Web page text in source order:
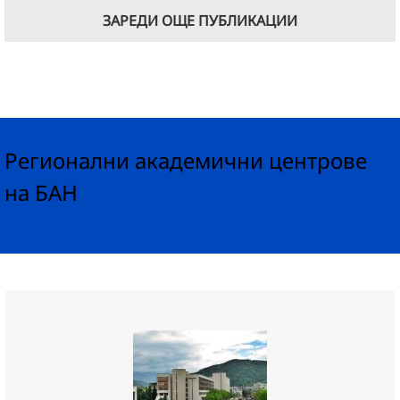
ЗАРЕДИ ОЩЕ ПУБЛИКАЦИИ
Регионални академични центрове
на БАН
Регионален академичен център
Благоевград
Координатор: